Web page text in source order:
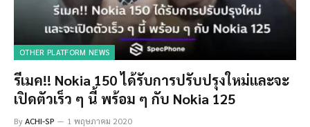
OTHER PLATFORM NEWS
รีเมค!! Nokia 150 ได้รับการปรับปรุงใหม่และจะ
เปิดตัวเร็ว ๆ นี้ พร้อม ๆ กับ Nokia 125
ByACHI-SP 1 พฤษภาคม 2020